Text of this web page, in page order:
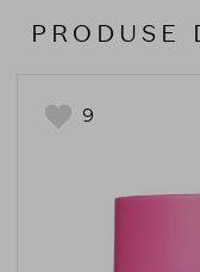
PRODUSE
9